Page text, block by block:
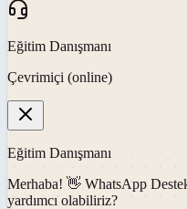
Eğitim Danışmanı
Çevrimiçi (online)
Eğitim Danışmanı
Merhaba! 👋 WhatsApp
yardımcı olabiliriz?